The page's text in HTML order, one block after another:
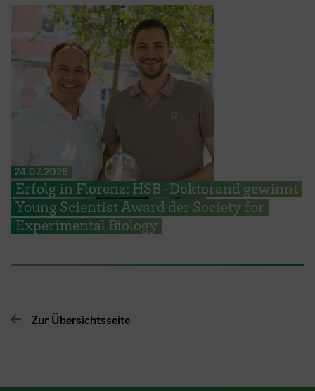
24.07.2026
Erfolg in Florenz: HSB-Doktorand gewinnt
Young Scientist Award der Society for
Experimental Biology
Zur Übersichtsseite